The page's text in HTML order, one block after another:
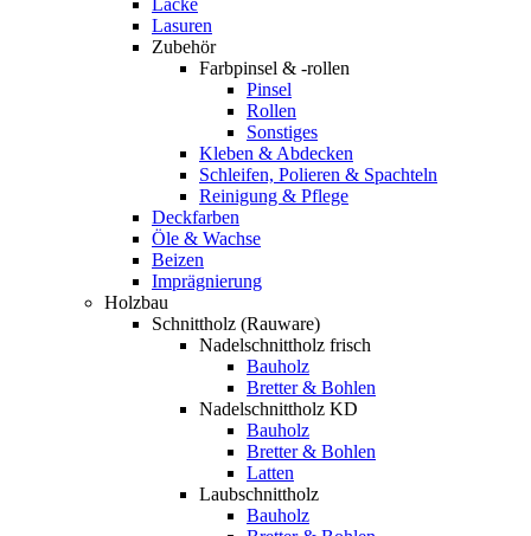
Lacke
Lasuren
Zubehör
Farbpinsel & -rollen
Pinsel
Rollen
Sonstiges
Kleben & Abdecken
Schleifen, Polieren & Spachteln
Reinigung & Pflege
Deckfarben
Öle & Wachse
Beizen
Imprägnierung
Holzbau
Schnittholz (Rauware)
Nadelschnittholz frisch
Bauholz
Bretter & Bohlen
Nadelschnittholz KD
Bauholz
Bretter & Bohlen
Latten
Laubschnittholz
Bauholz